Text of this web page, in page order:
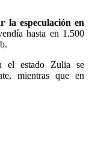
la especulación en
hasta en 1.500
el estado Zulia se
mientras que en